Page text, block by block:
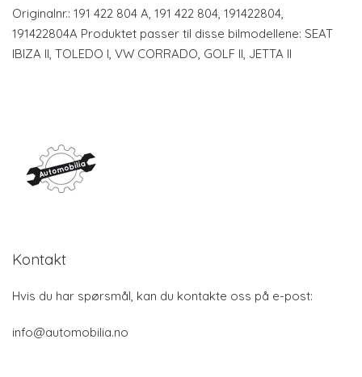
Originalnr.: 191 422 804 A, 191 422 804, 191422804,
191422804A Produktet passer til disse bilmodellene: SEAT
IBIZA II, TOLEDO I, VW CORRADO, GOLF II, JETTA II
Kontakt
Hvis du har spørsmål, kan du kontakte oss på e-post:
info@automobilia.no